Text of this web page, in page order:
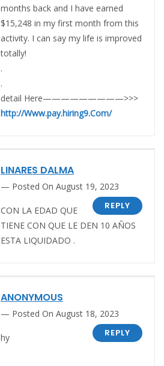
months back and I have earned
$15,248 in my first month from this
activity. I can say my life is improved
totally!
.
.
detail Here—————————>>>
http://Www.pay.hiring9.Com/
LINARES DALMA
Posted On August 19, 2023
REPLY
CON LA EDAD QUE
TIENE CON QUE LE DEN 10 AÑOS
ESTA LIQUIDADO .
ANONYMOUS
Posted On August 18, 2023
REPLY
hy